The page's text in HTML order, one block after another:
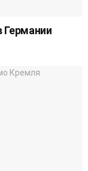
Германии